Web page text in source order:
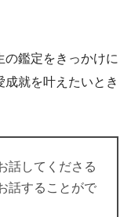
の鑑定をきっかけに
就を叶えたいとき
話してくださる
話することがで